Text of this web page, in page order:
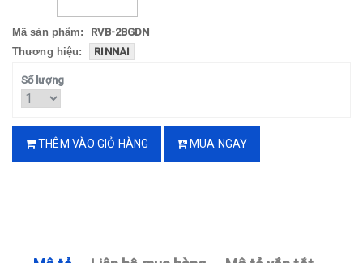
Mã sản phẩm:
RVB-2BGDN
Thương hiệu:
RINNAI
Số lượng
THÊM VÀO GIỎ HÀNG MUA NGAY